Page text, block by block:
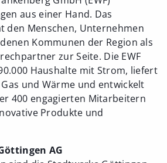
aus einer Hand. Das
den Menschen, Unternehmen
Kommunen der Region als
zur Seite. Die EWF
Haushalte mit Strom, liefert
und Wärme und entwickelt
400 engagierten Mitarbeitern
Produkte und
AG